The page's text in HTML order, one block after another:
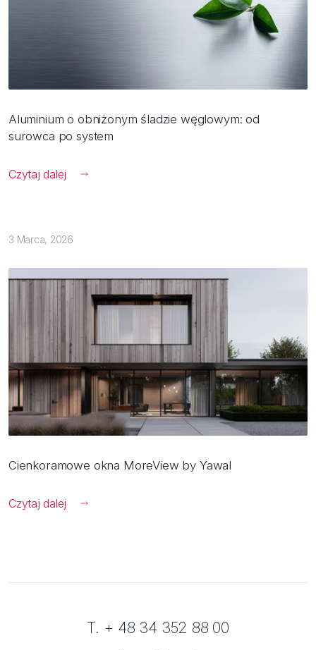
Aluminium o obniżonym śladzie węglowym: od
surowca po system
Czytaj dalej
3 Marca, 2026
Cienkoramowe okna MoreView by Yawal
Czytaj dalej
T. + 48 34 352 88 00